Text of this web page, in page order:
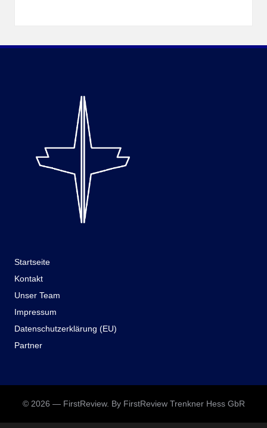
Startseite
Kontakt
Unser Team
Impressum
Datenschutzerklärung (EU)
Partner
© 2026 — FirstReview. By FirstReview Trenkner Hess GbR